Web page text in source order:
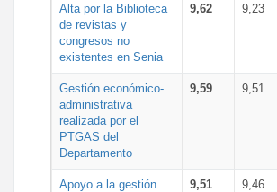
Alta por la Biblioteca
de revistas y
congresos no
existentes en Senia
9,62 9,23
Gestión económico-
administrativa
realizada por el
PTGAS del
Departamento
9,59 9,51
Apoyo a la gestión
9,51 9,46